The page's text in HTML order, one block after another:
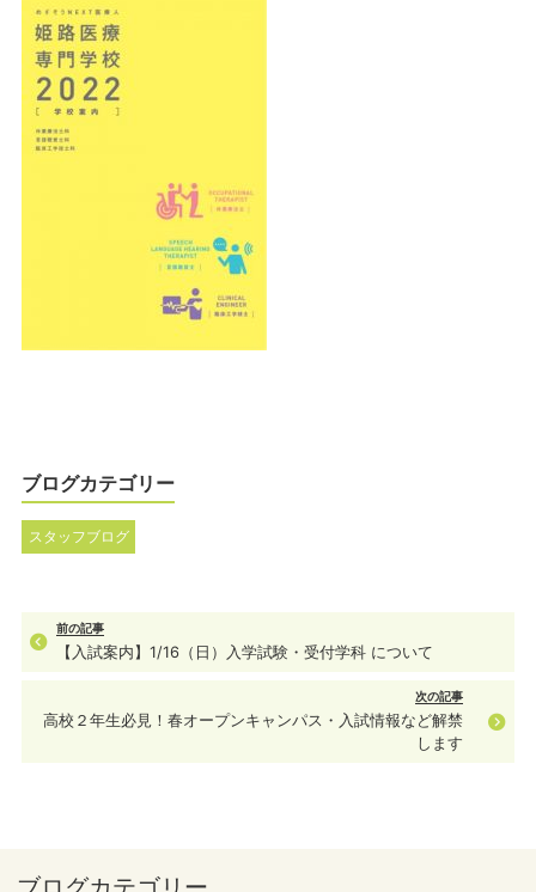
ブログカテゴリー
スタッフブログ
前の記事
【入試案内】1/16（日）入学試験・受付学科 について
次の記事
高校２年生必見！春オープンキャンパス・入試情報など解禁
します